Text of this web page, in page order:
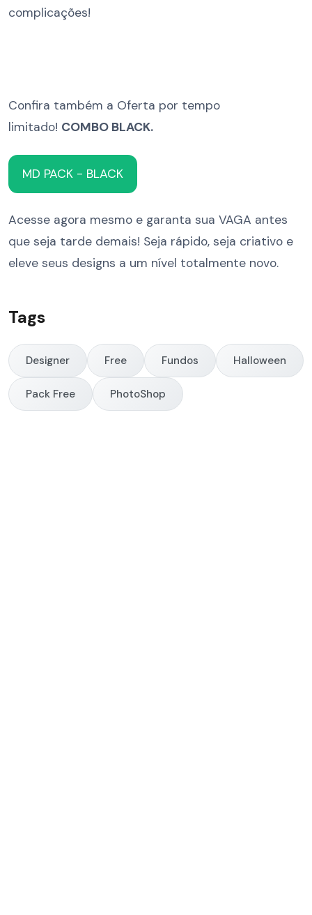
complicações!
Confira também a Oferta por tempo
limitado! COMBO BLACK.
MD PACK - BLACK
Acesse agora mesmo e garanta sua VAGA antes
que seja tarde demais! Seja rápido, seja criativo e
eleve seus designs a um nível totalmente novo.
Tags
Designer Free Fundos Halloween
Pack Free PhotoShop